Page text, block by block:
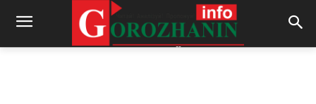
By REDACTOR - 07.12.2023 572